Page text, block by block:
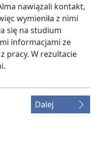
nawiązali kontakt,
wymieniła z nimi
się na studium
informacjami ze
pracy. W rezultacie
Dalej